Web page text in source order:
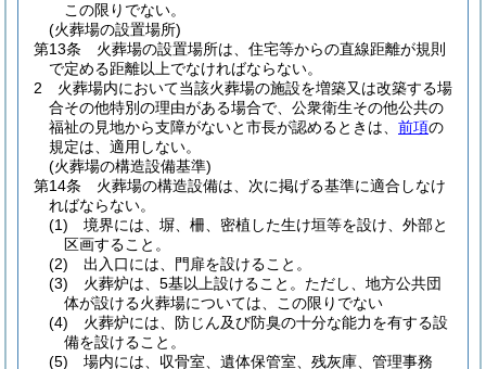
この限りでない。
(火葬場の設置場所)
第13条
火葬場の設置場所は、住宅等からの直線距離が規則
で定める距離以上でなければならない。
2
火葬場内において当該火葬場の施設を増築又は改築する場
合その他特別の理由がある場合で、公衆衛生その他公共の
福祉の見地から支障がないと市長が認めるときは、 前項の
規定は、適用しない。
(火葬場の構造設備基準)
第14条
火葬場の構造設備は、次に掲げる基準に適合しなけ
ればならない。
(1)
境界には、塀、柵、密植した生け垣等を設け、外部と
区画すること。
(2)
出入口には、門扉を設けること。
(3)
火葬炉は、5基以上設けること。 ただし、地方公共団
体が設ける火葬場については、この限りでない
(4)
火葬炉には、防じん及び防臭の十分な能力を有する設
備を設けること。
(5)
場内には、収骨室、遺体保管室、残灰庫、管理事務